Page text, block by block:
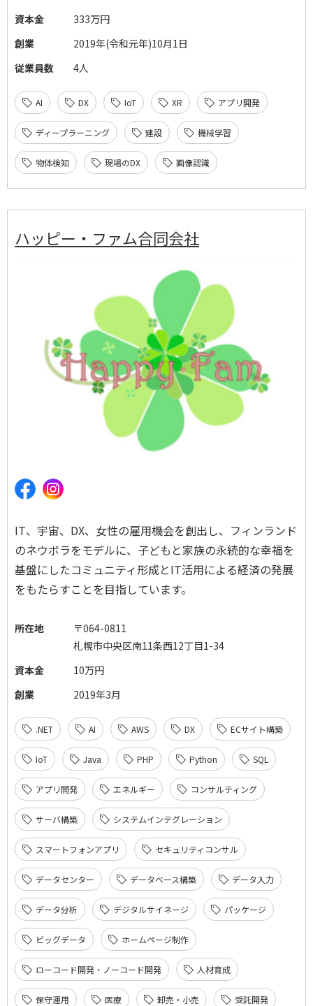
資本金
333万円
創業
2019年(令和元年)10月1日
従業員数
4人
AI DX IoT XR アプリ開発
ディープラーニング 建設 機械学習
物体検知 現場のDX 画像認識
ハッピー・ファム合同会社
IT、宇宙、DX、女性の雇用機会を創出し、フィンランド
のネウボラをモデルに、子どもと家族の永続的な幸福を
基盤にしたコミュニティ形成とIT活用による経済の発展
をもたらすことを目指しています。
所在地
〒064-0811
札幌市中央区南11条西12丁目1-34
資本金
10万円
創業
2019年3月
.NET AI AWS DX ECサイト構築
IoT Java PHP Python SQL
アプリ開発 エネルギー コンサルティング
サーバ構築 システムインテグレーション
スマートフォンアプリ セキュリティコンサル
データセンター データベース構築 データ入力
データ分析 デジタルサイネージ パッケージ
ビッグデータ ホームページ制作
ローコード開発・ノーコード開発 人材育成
保守運用 医療 卸売・小売 受託開発